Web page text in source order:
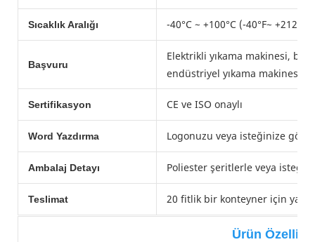
Sıcaklık Aralığı -40°C ~ +100°C (-40°F~ +212°F)
Başvuru
Elektrikli yıkama makinesi,
endüstriyel yıkama makinesi.
Sertifikasyon CE ve ISO onaylı
Word Yazdırma Logonuzu veya isteğinize göre
Ambalaj Detayı Poliester şeritlerle veya
Teslimat 20 fitlik bir konteyner için
Ürün